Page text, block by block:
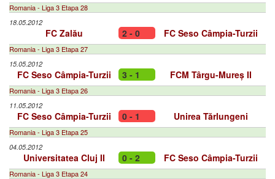
Romania - Liga 3 Etapa 28
18.05.2012
FC Zalău 2 - 0 FC Seso Câmpia-Turzii
Romania - Liga 3 Etapa 27
15.05.2012
FC Seso Câmpia-Turzii 3 - 1 FCM Târgu-Mureș II
Romania - Liga 3 Etapa 26
11.05.2012
FC Seso Câmpia-Turzii 0 - 1 Unirea Tărlungeni
Romania - Liga 3 Etapa 25
04.05.2012
Universitatea Cluj II 0 - 2 FC Seso Câmpia-Turzii
Romania - Liga 3 Etapa 24